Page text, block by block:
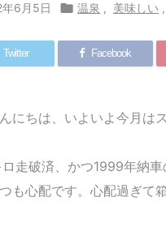
年6月5日  温泉 , 美味しい ,
Twitter Facebook
にちは、いよいよ今月は
走破済、かつ1999年納
も心配です。心配過ぎて